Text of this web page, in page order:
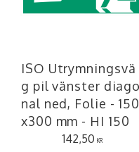
ISO Utrymningsvä
g pil vänster diago
nal ned, Folie - 150
x300 mm - HI 150
142,50 KR